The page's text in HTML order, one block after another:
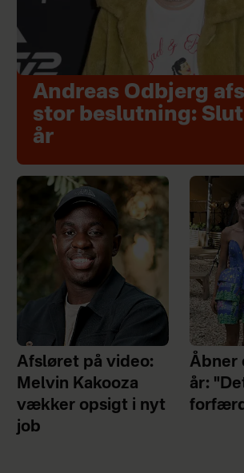
Andreas Odbjerg
stor beslutning:
år
Afsløret på video:
Melvin Kakooza
vækker opsigt i nyt
job
Åbner
år: